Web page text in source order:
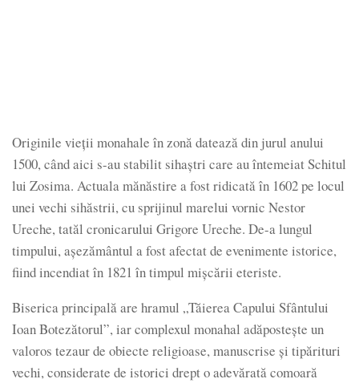
Originile vieții monahale în zonă datează din jurul anului
1500, când aici s-au stabilit sihaștri care au întemeiat Schitul
lui Zosima. Actuala mănăstire a fost ridicată în 1602 pe locul
unei vechi sihăstrii, cu sprijinul marelui vornic Nestor
Ureche, tatăl cronicarului Grigore Ureche. De-a lungul
timpului, așezământul a fost afectat de evenimente istorice,
fiind incendiat în 1821 în timpul mișcării eteriste.
Biserica principală are hramul „Tăierea Capului Sfântului
Ioan Botezătorul”, iar complexul monahal adăpostește un
valoros tezaur de obiecte religioase, manuscrise și tipărituri
vechi, considerate de istorici drept o adevărată comoară